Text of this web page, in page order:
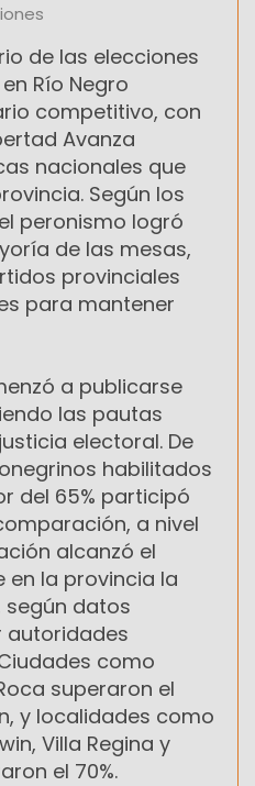
de las elecciones
Río Negro
competitivo, con
Avanza
nacionales que
Según los
peronismo logró
de las mesas,
provinciales
para mantener
a publicarse
las pautas
electoral. De
habilitados
del 65% participó
a nivel
alcanzó el
en la provincia la
según datos
autoridades
como
superaron el
y localidades como
Villa Regina y
el 70%.